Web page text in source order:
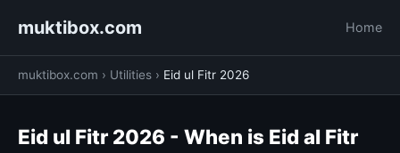
muktibox.com Home
muktibox.com › Utilities › Eid ul Fitr 2026
Eid ul Fitr 2026 - When is Eid al Fitr